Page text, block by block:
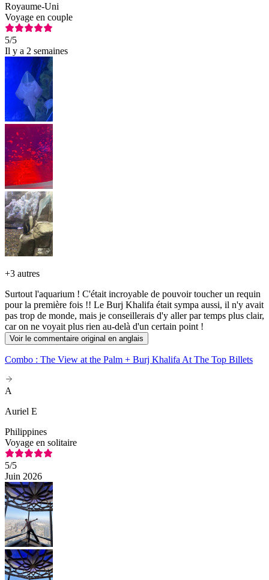
Royaume-Uni
Voyage en couple
5/5
Il y a 2 semaines
+3 autres
Surtout l'aquarium ! C'était incroyable de pouvoir toucher un requin
pour la première fois !! Le Burj Khalifa était sympa aussi, il n'y avait
pas trop de monde, mais je conseillerais d'y aller par temps plus clair,
car on ne voyait plus rien au-delà d'un certain point !
Voir le commentaire original en anglais
Combo : The View at the Palm + Burj Khalifa At The Top Billets
A
Auriel E
Philippines
Voyage en solitaire
5/5
Juin 2026